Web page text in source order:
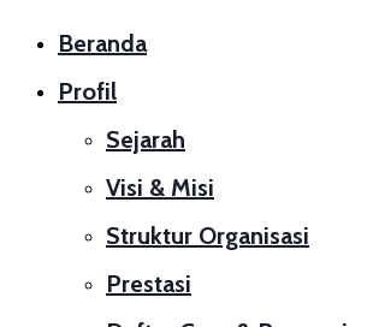
Beranda
Profil
Sejarah
Visi & Misi
Struktur Organisasi
Prestasi